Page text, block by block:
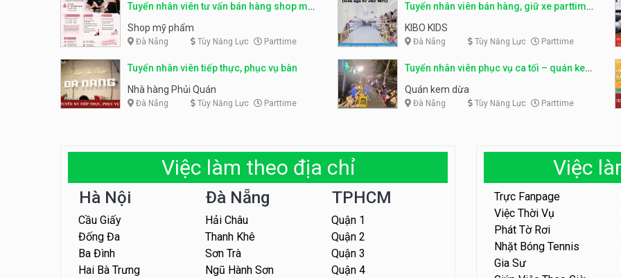
Tuyển nhân viên tư vấn bán hàng shop mỹ
phẩm
Shop mỹ phẩm
Đà Nẵng Tùy Năng Lực Parttime
Tuyển nhân viên bán hàng, giữ xe parttime
– Kibo Kid
KIBO KIDS
Đà Nẵng Tùy Năng Lực Parttime
Tuyển nhân viên tiếp thực, phục vụ bàn
Nhà hàng Phủi Quán
Đà Nẵng Tùy Năng Lực Parttime
Tuyển nhân viên phục vụ ca tối – quán kem
dừa
Quán kem dừa
Đà Nẵng Tùy Năng Lực Parttime
Việc làm theo địa chỉ
Hà Nội
Cầu Giấy
Đống Đa
Ba Đình
Hai Bà Trưng
Đà Nẵng
Hải Châu
Thanh Khê
Sơn Trà
Ngũ Hành Sơn
TPHCM
Quận 1
Quận 2
Quận 3
Quận 4
Việc
Trực Fanpage
Việc Thời Vụ
Phát Tờ Rơi
Nhặt Bóng Tennis
Gia Sư